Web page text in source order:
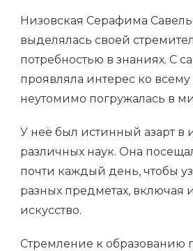
Низовская Серафима
выделялась своей
потребностью в знаниях. С
проявляла интерес ко
неутомимо погружалась в
У неё был истинный азарт в
различных наук. Она
почти каждый день, чтобы
разных предметах, включая
искусство.
Стремление к образованию